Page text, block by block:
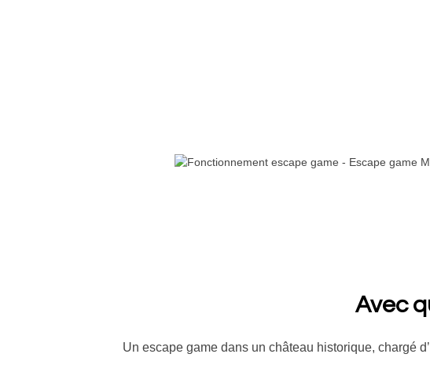
Avec
Un escape game dans un château historique, chargé